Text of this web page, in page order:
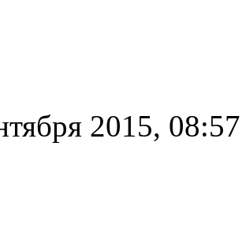
2015, 08:57